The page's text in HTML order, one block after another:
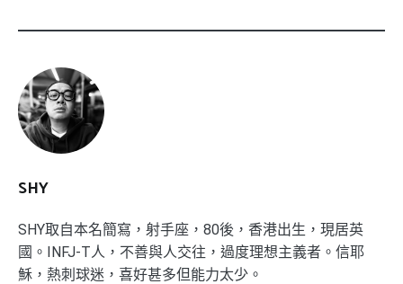
SHY
SHY取自本名簡寫，射手座，80後，香港出生，現居英
國。INFJ-T人，不善與人交往，過度理想主義者。信耶
穌，熱刺球迷，喜好甚多但能力太少。